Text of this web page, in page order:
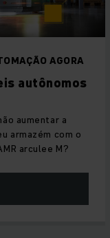
AGORA
autônomos
aumentar a
armazém com o
arculee M?